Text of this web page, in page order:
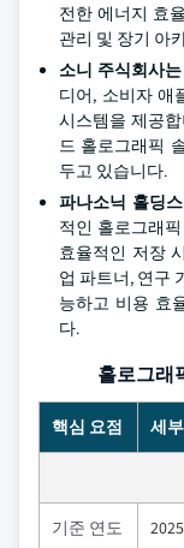
전한 에너지 효
관리 및 장기 아
소니 주식회사는
디어, 소비자 애
시스템을 제공
드 홀로그래픽
두고 있습니다.
파나소닉 홀딩
적인 홀로그래
효율적인 저장
업 파트너, 연구
능하고 비용 효
다.
홀로그래
핵심 요점 세
기준 연도 2025